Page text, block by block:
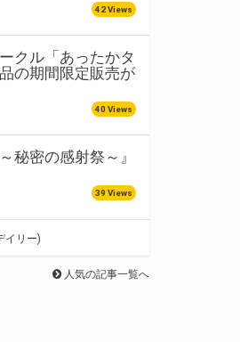
42 Views
クル「あったかタ
の期間限定販売が
40 Views
秘密の感射祭～』
39 Views
イリー)
人気の記事一覧へ